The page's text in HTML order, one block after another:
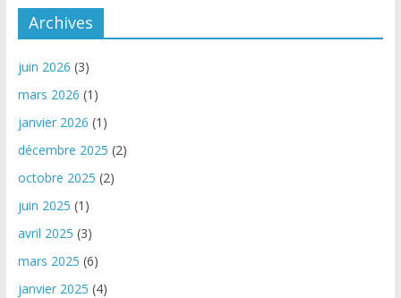
Archives
juin 2026 (3)
mars 2026 (1)
janvier 2026 (1)
décembre 2025 (2)
octobre 2025 (2)
juin 2025 (1)
avril 2025 (3)
mars 2025 (6)
janvier 2025 (4)